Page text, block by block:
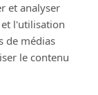
et analyser
l'utilisation
de médias
le contenu